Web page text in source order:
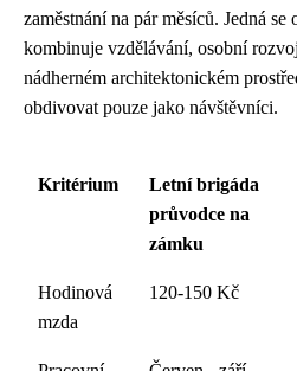
zaměstnání na pár měsíců. Jedná se
kombinuje vzdělávání, osobní
nádherném architektonickém
obdivovat pouze jako návštěvníci.
Kritérium
Letní brigáda
průvodce na
zámku
Hodinová
mzda
120-150 Kč